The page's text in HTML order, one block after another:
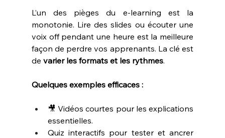
L’un des pièges du e-learning est la
monotonie. Lire des slides ou écouter une
voix off pendant une heure est la meilleure
façon de perdre vos apprenants. La clé est
de varier les formats et les rythmes.
Quelques exemples efficaces :
🎥 Vidéos courtes pour les explications
essentielles.
Quiz interactifs pour tester et ancrer